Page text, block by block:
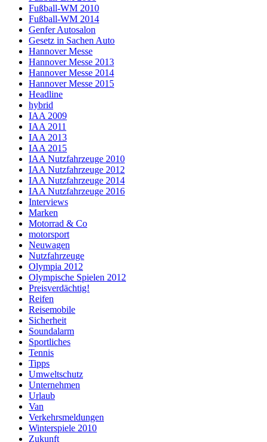
Fußball-WM 2010
Fußball-WM 2014
Genfer Autosalon
Gesetz in Sachen Auto
Hannover Messe
Hannover Messe 2013
Hannover Messe 2014
Hannover Messe 2015
Headline
hybrid
IAA 2009
IAA 2011
IAA 2013
IAA 2015
IAA Nutzfahrzeuge 2010
IAA Nutzfahrzeuge 2012
IAA Nutzfahrzeuge 2014
IAA Nutzfahrzeuge 2016
Interviews
Marken
Motorrad & Co
motorsport
Neuwagen
Nutzfahrzeuge
Olympia 2012
Olympische Spielen 2012
Preisverdächtig!
Reifen
Reisemobile
Sicherheit
Soundalarm
Sportliches
Tennis
Tipps
Umweltschutz
Unternehmen
Urlaub
Van
Verkehrsmeldungen
Winterspiele 2010
Zukunft